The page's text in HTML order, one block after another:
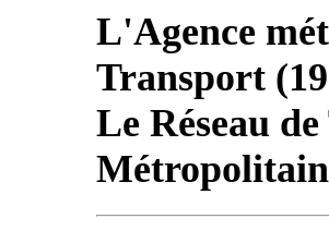
L'Agence
Transport
Le Réseau